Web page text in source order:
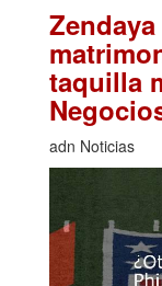
taquilla
adn Noticias